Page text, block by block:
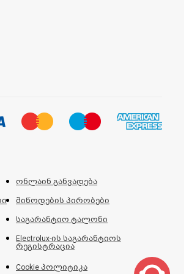
ონლაინ განვადება
მიწოდების პირობები
საგარანტიო ტალონი
Electrolux-ის საგარანტიოს
რეგისტრაცია
Cookie პოლიტიკა